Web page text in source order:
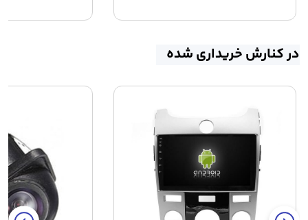
در کنارش خریداری شده